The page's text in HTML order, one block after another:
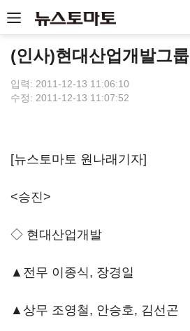
(인사)현대산업개발그룹
입력: 2011-12-13 11:06:10
수정: 2011-12-13 11:07:52
[뉴스토마토 원나래기자]
<승진>
◇ 현대산업개발
▲전무 이종식, 장경일
▲상무 조영철, 안승호, 김선곤